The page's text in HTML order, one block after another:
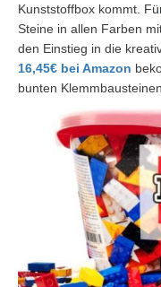
Kunststoffbox kommt.
Steine in allen Farben
den Einstieg in die
16,45€ bei Amazon
bunten